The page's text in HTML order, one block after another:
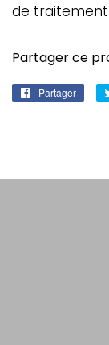
de
Partager ce
Partager